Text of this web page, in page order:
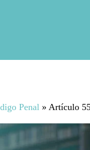
Penal » Artículo